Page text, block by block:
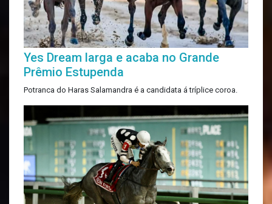
Yes Dream larga e acaba no Grande
Prêmio Estupenda
Potranca do Haras Salamandra é a candidata á tríplice coroa.